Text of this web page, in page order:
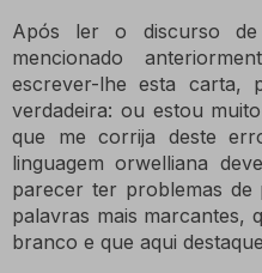
Após ler o discurso
mencionado
escrever-lhe esta carta,
verdadeira: ou estou
que me corrija deste
linguagem orwelliana
parecer ter problemas de
palavras mais marcantes,
branco e que aqui